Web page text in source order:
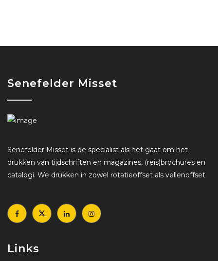
Senefelder Misset
Senefelder Misset is dé specialist als het gaat om het
drukken van tijdschriften en magazines, (reis)brochures en
catalogi. We drukken in zowel rotatieoffset als vellenoffset.
Links